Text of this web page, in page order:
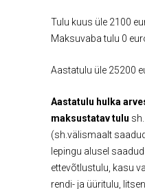
Tulu kuus üle
Maksuvaba tulu 0
Aastatulu üle 25200
Aastatulu hulka
maksustatav tulu
(sh.välismaalt
lepingu alusel
ettevõtlustulu, kasu
rendi- ja üüritulu,